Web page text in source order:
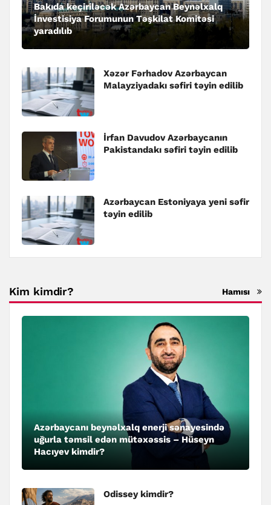
Bakıda keçiriləcək Azərbaycan Beynəlxalq
İnvestisiya Forumunun Təşkilat Komitəsi
yaradılıb
Xəzər Fərhadov Azərbaycan
Malayziyadakı səfiri təyin edilib
İrfan Davudov Azərbaycanın
Pakistandakı səfiri təyin edilib
Azərbaycan Estoniyaya yeni səfir
təyin edilib
Kim kimdir? Hamısı
Azərbaycanı beynəlxalq enerji sənayesində
uğurla təmsil edən mütəxəssis – Hüseyn
Hacıyev kimdir?
Odissey kimdir?